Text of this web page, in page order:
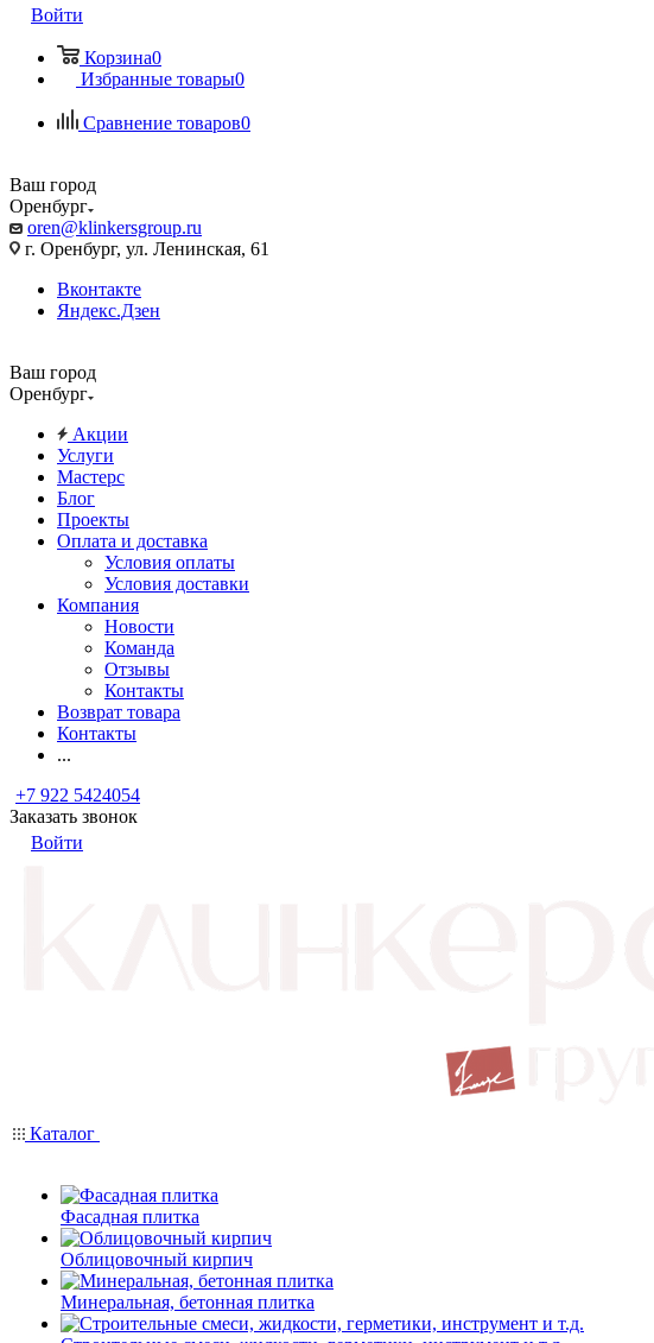
Войти
Корзина0
Избранные товары0
Сравнение товаров0
Ваш город
Оренбург
oren@klinkersgroup.ru
г. Оренбург, ул. Ленинская, 61
Вконтакте
Яндекс.Дзен
Ваш город
Оренбург
Акции
Услуги
Мастерс
Блог
Проекты
Оплата и доставка
Условия оплаты
Условия доставки
Компания
Новости
Команда
Отзывы
Контакты
Возврат товара
Контакты
...
+7 922 5424054
Заказать звонок
Войти
Каталог
Фасадная плитка
Облицовочный кирпич
Минеральная, бетонная плитка